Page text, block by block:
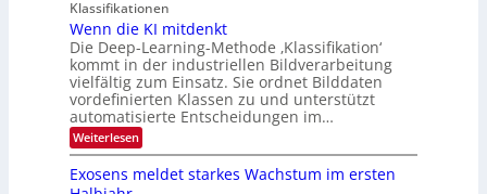
n
I
O
N
T
e
c
h
T
a
e
n
a
u
f
d
e
r
V
g
u
n
g
z
u
E
l
e
Klassifikationen
Wenn die KI mitdenkt
Die Deep-Learning-Methode ‚Klassifikation‘
kommt in der industriellen Bildverarbeitung
vielfältig zum Einsatz. Sie ordnet Bilddaten
vordefinierten Klassen zu und unterstützt
automatisierte Entscheidungen im…
Weiterlesen:
W
n
Exosens meldet starkes Wachstum im ersten